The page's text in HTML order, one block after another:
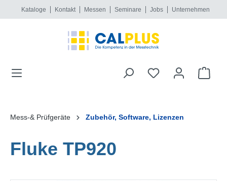
springen
Kataloge Kontakt Messen Seminare Jobs Unternehmen
Mess-& Prüfgeräte Zubehör, Software, Lizenzen
Fluke TP920